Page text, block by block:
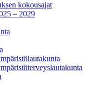
kokousajat
– 2029